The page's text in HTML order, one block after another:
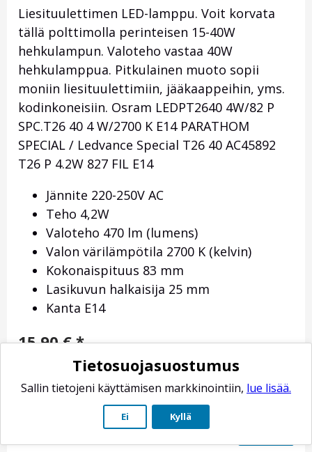
Liesituulettimen LED-lamppu. Voit korvata
tällä polttimolla perinteisen 15-40W
hehkulampun. Valoteho vastaa 40W
hehkulamppua. Pitkulainen muoto sopii
moniin liesituulettimiin, jääkaappeihin, yms.
kodinkoneisiin. Osram LEDPT2640 4W/82 P
SPC.T26 40 4 W/2700 K E14 PARATHOM
SPECIAL / Ledvance Special T26 40 AC45892
T26 P 4.2W 827 FIL E14
Jännite 220-250V AC
Teho 4,2W
Valoteho 470 lm (lumens)
Valon värilämpötila 2700 K (kelvin)
Kokonaispituus 83 mm
Lasikuvun halkaisija 25 mm
Kanta E14
15,90 €*
Toimituksen paino: 101 g
Toimitusaika-arvio: 4-10 arkipäivää
Tietosuojasuostumus
Sallin tietojeni käyttämisen markkinointiin, lue lisää.
Ei Kyllä